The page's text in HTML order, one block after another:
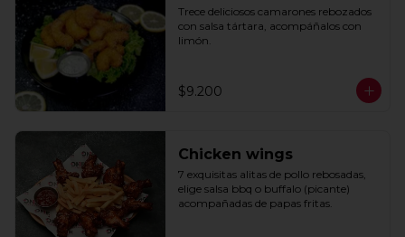
Trece deliciosos camarones rebozados
con salsa tártara, acompáñalos con
limón.
$9.200
Chicken wings
7 exquisitas alitas de pollo rebosadas,
elige salsa bbq o buffalo (picante)
acompañadas de papas fritas.